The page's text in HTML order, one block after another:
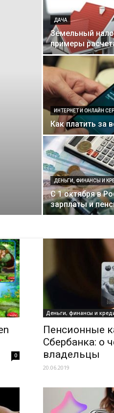
ДАЧА
Земельный
примеры
ИНТЕРНЕТ И ОНЛАЙН
Как платить за
ДЕНЬГИ, ФИНАНСЫ И
С 1 октября в
зарплаты и
0
Деньги, финансы и
Пенсионные
Сбербанка: о
владельцы
20.06.2019